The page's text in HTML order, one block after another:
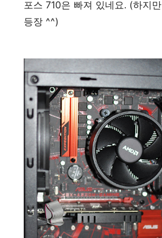
포스 710은 빠져 있네요. (하지
등장 ^^)